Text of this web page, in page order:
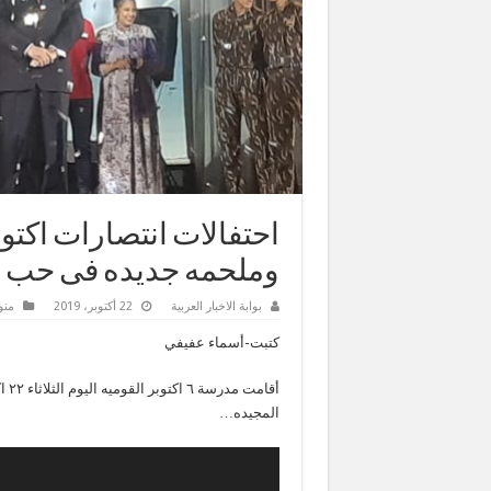
وملحمه جديده فى حب
بوابة الاخبار العربية 22 أكتوبر، 2019
كتبت-أسماء عفيفي
المجيده…